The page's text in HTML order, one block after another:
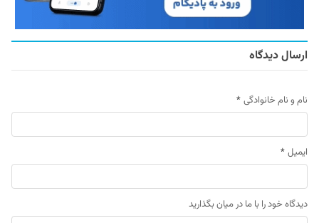
ارسال دیدگاه
نام و نام خانوادگی *
ایمیل *
دیدگاه خود را با ما در میان بگذارید